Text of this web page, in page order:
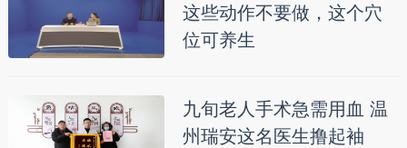
这些动作不要做，这个穴
位可养生
九旬老人手术急需用血 温
州瑞安这名医生撸起袖